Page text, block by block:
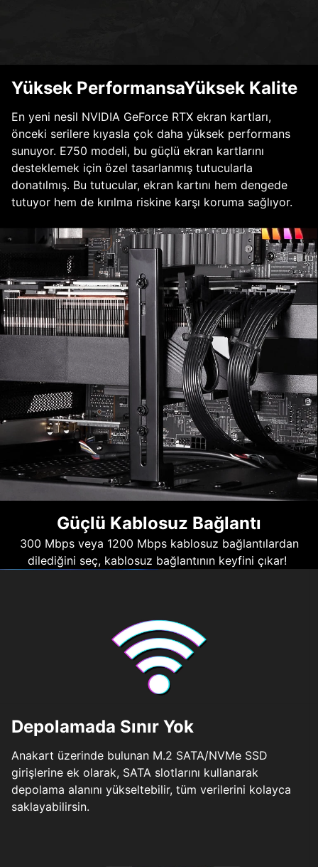
Yüksek PerformansaYüksek Kalite
En yeni nesil NVIDIA GeForce RTX ekran kartları,
önceki serilere kıyasla çok daha yüksek performans
sunuyor. E750 modeli, bu güçlü ekran kartlarını
desteklemek için özel tasarlanmış tutucularla
donatılmış. Bu tutucular, ekran kartını hem dengede
tutuyor hem de kırılma riskine karşı koruma sağlıyor.
Güçlü Kablosuz Bağlantı
300 Mbps veya 1200 Mbps kablosuz bağlantılardan
dilediğini seç, kablosuz bağlantının keyfini çıkar!
Depolamada Sınır Yok
Anakart üzerinde bulunan M.2 SATA/NVMe SSD
girişlerine ek olarak, SATA slotlarını kullanarak
depolama alanını yükseltebilir, tüm verilerini kolayca
saklayabilirsin.